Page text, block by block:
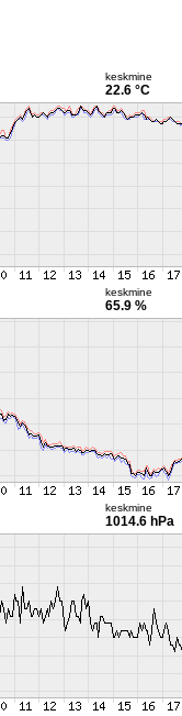
keskmine
22.6 °C
keskmine
65.9 %
keskmine
1014.6 hPa